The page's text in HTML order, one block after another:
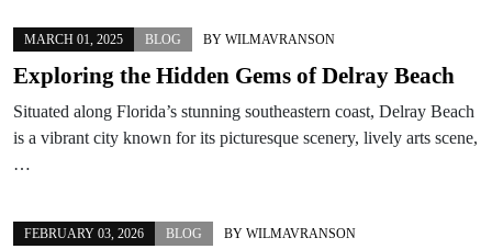
MARCH 01, 2025 BLOG BY WILMAVRANSON
Exploring the Hidden Gems of Delray Beach
Situated along Florida’s stunning southeastern coast, Delray Beach
is a vibrant city known for its picturesque scenery, lively arts scene,
…
FEBRUARY 03, 2026 BLOG BY WILMAVRANSON